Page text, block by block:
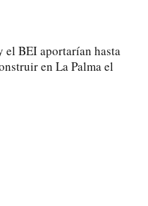
el BEI aportarían hasta
en La Palma el